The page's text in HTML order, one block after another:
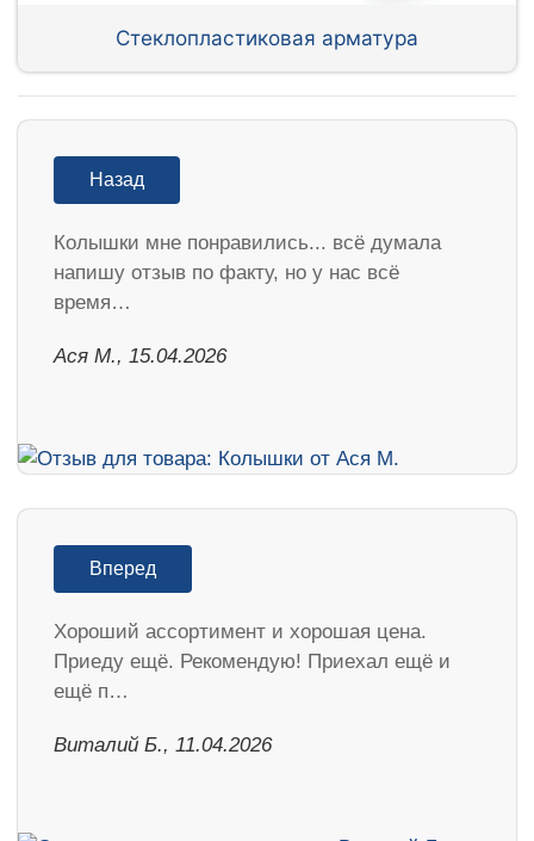
Стеклопластиковая арматура
Назад
Колышки мне понравились... всё думала
напишу отзыв по факту, но у нас всё
время…
Ася М., 15.04.2026
Вперед
Хороший ассортимент и хорошая цена.
Приеду ещё. Рекомендую! Приехал ещё и
ещё п…
Виталий Б., 11.04.2026